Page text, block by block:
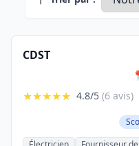
CDST
★★★★★ 4.8/5 (6 avis)